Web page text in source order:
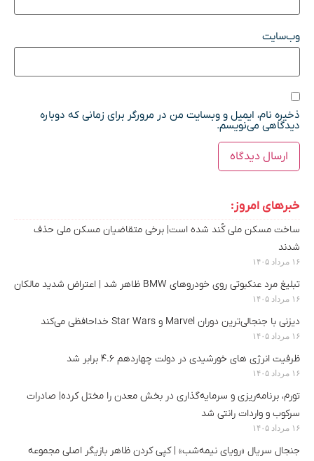
وب‌سایت
ذخیره نام، ایمیل و وبسایت من در مرورگر برای زمانی که دوباره
دیدگاهی می‌نویسم.
خبرهای امروز:
ساخت مسکن ملی کُند شده است| برخی متقاضیان مسکن ملی حذف
شدند
۱۶ مرداد ۱۴۰۵
تبلیغ مرد عنکبوتی روی خودروهای BMW ظاهر شد | اعتراض شدید مالکان
۱۶ مرداد ۱۴۰۵
دیزنی با جنجالی‌ترین دوران Marvel و Star Wars خداحافظی می‌کند
۱۶ مرداد ۱۴۰۵
ظرفیت انرژی های خورشیدی در دولت چهاردهم ۴.۶ برابر شد
۱۶ مرداد ۱۴۰۵
تورم، برنامه‌ریزی و سرمایه‌گذاری در بخش معدن را مختل کرده| صادرات
سرکوب و واردات رانتی شد
۱۶ مرداد ۱۴۰۵
جنجال سریال «رویای نیمه‌شب» | کپی کردن ظاهر بازیگر اصلی مجموعه